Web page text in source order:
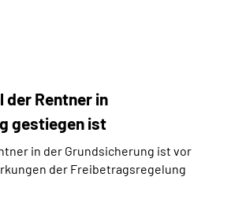
(DGS)
der Rentner in
gestiegen ist
in der Grundsicherung ist vor
der Freibetragsregelung